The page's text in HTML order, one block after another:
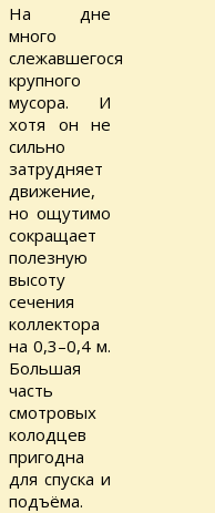
На дне
много
слежавшегося
крупного
мусора. И
хотя он не
сильно
затрудняет
движение,
но ощутимо
сокращает
полезную
высоту
сечения
коллектора
на 0,3–0,4 м.
Большая
часть
смотровых
колодцев
пригодна
для спуска и
подъёма.